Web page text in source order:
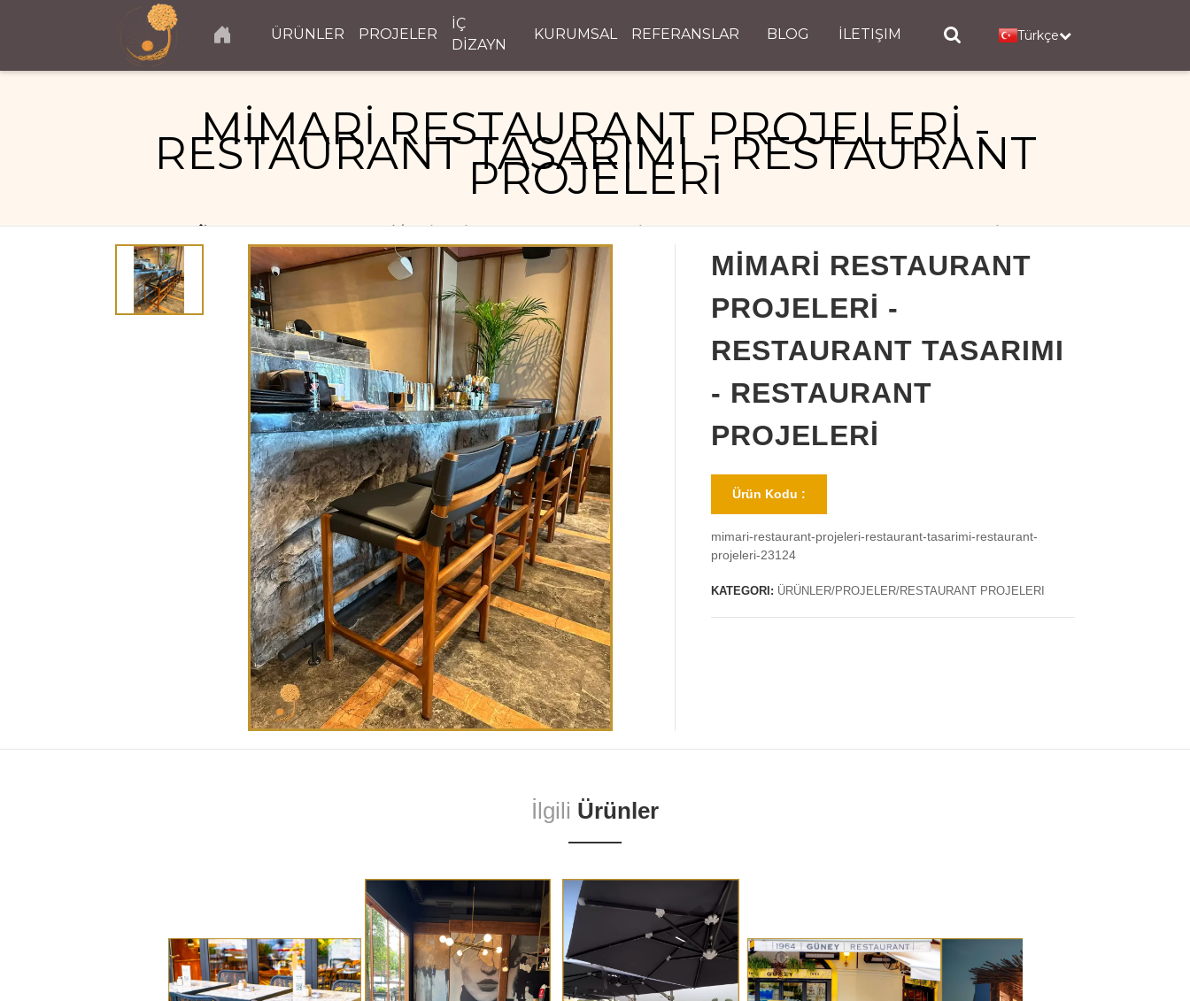
ÜRÜNLER PROJELER
İÇ
DİZAYN
KURUMSAL REFERANSLAR BLOG İLETIŞIM Türkçe
MİMARİ RESTAURANT PROJELERİ -
RESTAURANT TASARIMI - RESTAURANT
PROJELERİ
RESTAURANT PROJELERI MİMARİ RESTAURANT PROJELERİ - RESTAURANT TASARIMI - RESTAURANT PROJELERİ
MİMARİ RESTAURANT
PROJELERİ -
RESTAURANT TASARIMI
- RESTAURANT
PROJELERİ
Ürün Kodu :
mimari-restaurant-projeleri-restaurant-tasarimi-restaurant-
projeleri-23124
KATEGORI: ÜRÜNLER/PROJELER/RESTAURANT PROJELERI
İlgili Ürünler